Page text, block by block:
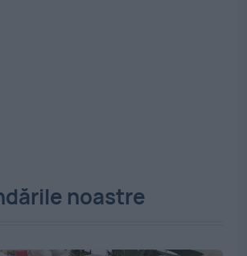
noastre